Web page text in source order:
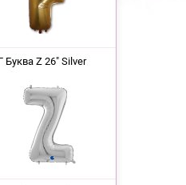
Буква Z 26" Silver